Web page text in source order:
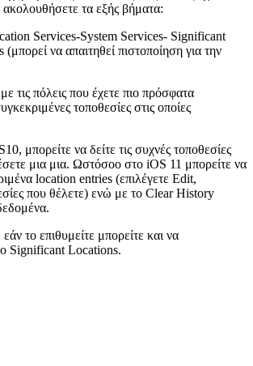
ακολουθήσετε τα εξής βήματα:
Services-System Services- Significant
να απαιτηθεί πιστοποίηση για την
τις πόλεις που έχετε πιο πρόσφατα
τοποθεσίες στις οποίες
μπορείτε να δείτε τις συχνές τοποθεσίες
μια μια. Ωστόσοο στο iOS 11 μπορείτε να
location entries (επιλέγετε Edit,
που θέλετε) ενώ με το Clear History
το επιθυμείτε μπορείτε και να
Significant Locations.